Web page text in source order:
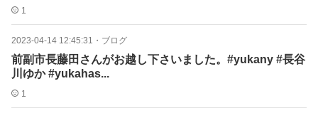
1
2023-04-14 12:45:31 ・ ブログ
前副市長藤田さんがお越し下さいました。#yukany #長谷
川ゆか #yukahas...
1